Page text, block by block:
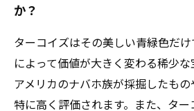
か？
ターコイズはその美しい青緑色だ
によって価値が大きく変わる稀少な
アメリカのナバホ族が採掘したも
特に高く評価されます。また、タ